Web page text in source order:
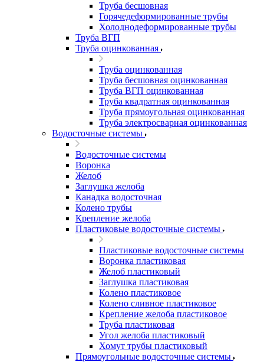
Труба бесшовная
Горячедеформированные трубы
Холоднодеформированные трубы
Труба ВГП
Труба оцинкованная
Труба оцинкованная
Труба бесшовная оцинкованная
Труба ВГП оцинкованная
Труба квадратная оцинкованная
Труба прямоугольная оцинкованная
Труба электросварная оцинкованная
Водосточные системы
Водосточные системы
Воронка
Желоб
Заглушка желоба
Канадка водосточная
Колено трубы
Крепление желоба
Пластиковые водосточные системы
Пластиковые водосточные системы
Воронка пластиковая
Желоб пластиковый
Заглушка пластиковая
Колено пластиковое
Колено сливное пластиковое
Крепление желоба пластиковое
Труба пластиковая
Угол желоба пластиковый
Хомут трубы пластиковый
Прямоугольные водосточные системы